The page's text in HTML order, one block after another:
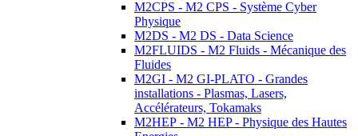
M2CPS - M2 CPS - Système Cyber
Physique
M2DS - M2 DS - Data Science
M2FLUIDS - M2 Fluids - Mécanique des
Fluides
M2GI - M2 GI-PLATO - Grandes
installations - Plasmas, Lasers,
Accélérateurs, Tokamaks
M2HEP - M2 HEP - Physique des Hautes